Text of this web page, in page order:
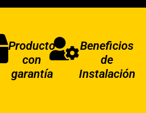
Producto
con
garantía
Beneficios
de
Instalación